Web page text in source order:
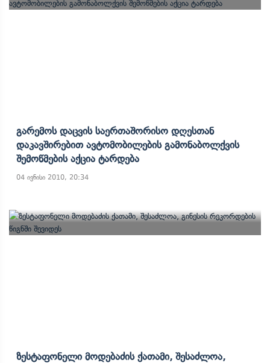
Გარემოს Დაცვის Საერთაშორისო Დღესთან
Დაკავშირებით Ავტომობილების Გამონაბოლქვის
Შემოწმების Აქცია Ტარდება
04 ივნისი 2010, 20:34
Ზესტაფონელი Მოდებაძის Ქათამი, Შესაძლოა,